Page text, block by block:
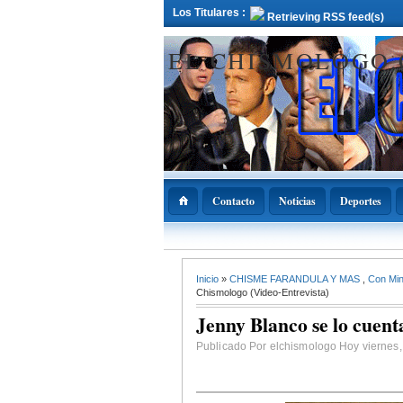
Los Titulares : Retrieving RSS feed(s)
EL
Contacto Noticias Deportes
ADOPAE
Abinader
11 de diciembre
Bachata
Inicio » CHISME FARANDULA Y MAS Con
Chismologo (Video-Entrevista)
Jenny Blanco se lo
Publicado Por elchismologo Hoy